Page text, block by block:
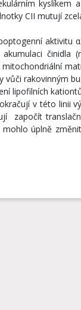
kyslíkem
CII mutují
aktivitu
činidla
vůči rakovinným
lipofilních
v této linii
započít
úplně